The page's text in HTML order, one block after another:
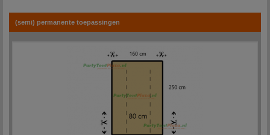
brengen aan onzevestiging. U bent van harte welkom!
(semi) permanente toepassingen